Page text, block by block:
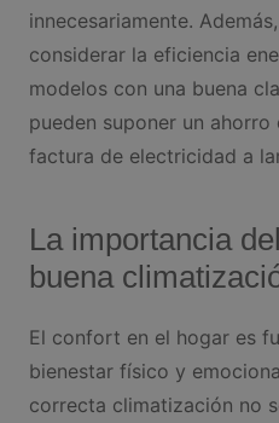
innecesariamente.
considerar la eficiencia
modelos con una buena
pueden suponer un ahorro
factura de electricidad a
La importancia
buena
El confort en el hogar es
bienestar físico y
correcta climatización no